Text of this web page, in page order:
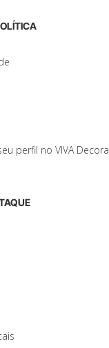
perfil no VIVA Decora